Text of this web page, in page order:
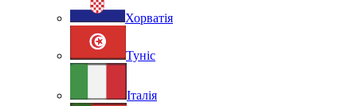
Хорватія
Туніс
Італія